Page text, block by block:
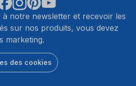
notre newsletter et recevoir les
sur nos produits, vous devez
marketing.
des cookies